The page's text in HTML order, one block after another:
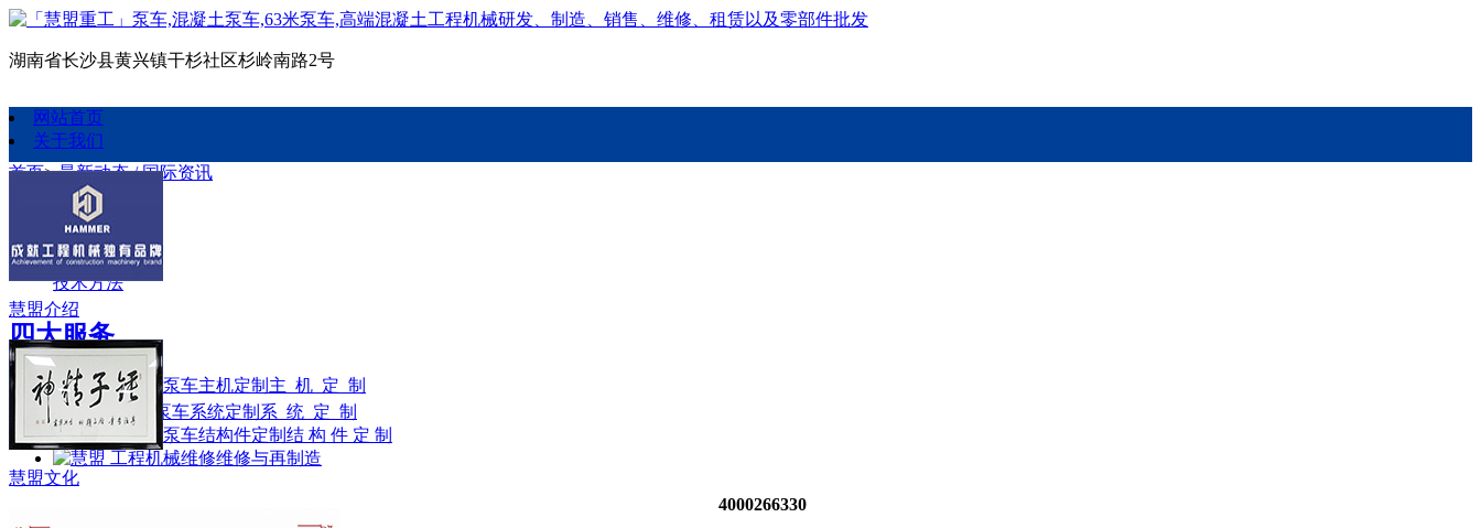
湖南省长沙县黄兴镇干杉社区杉岭南路2号
网站首页
关于我们
慧盟介绍
慧盟文化
首页> 最新动态 / 国际资讯
国际资讯
慧盟新闻
国际资讯
技术方法
四大服务
主 机 定 制
系 统 定 制
结 构 件 定 制
维修与再制造
4000266330